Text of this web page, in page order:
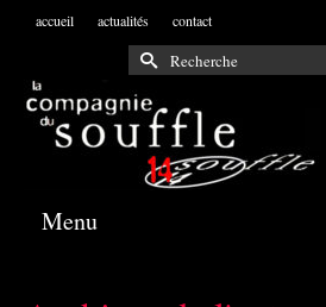
accueil actualités contact
Rechercher :
Menu